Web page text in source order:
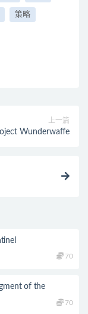
策略
上一篇
Wunderwaffe
70
of the
70